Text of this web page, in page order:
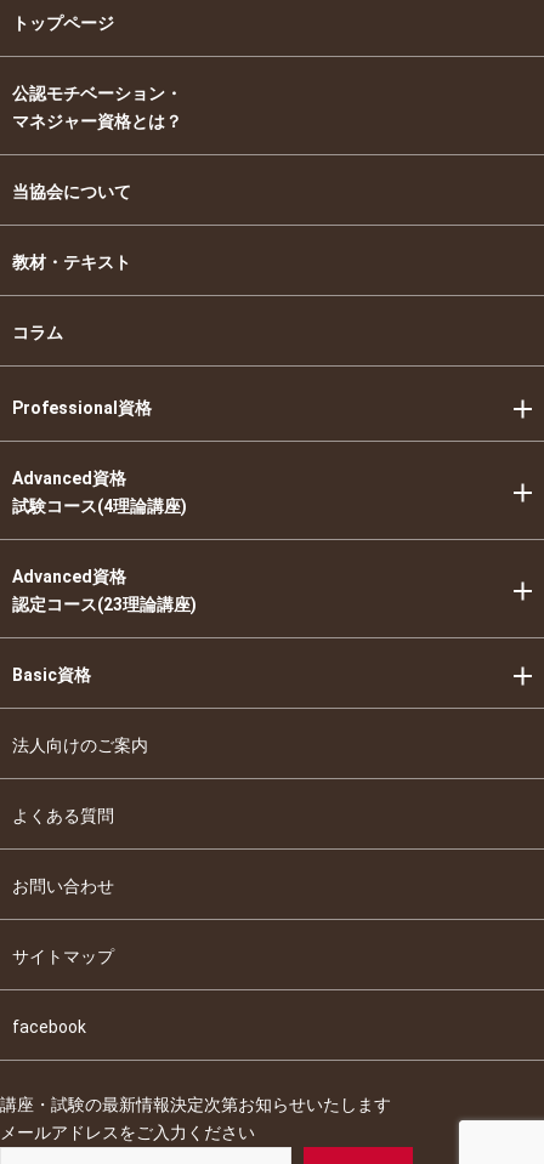
トップページ
公認モチベーション・
マネジャー資格とは？
当協会について
教材・テキスト
コラム
Professional資格
Advanced資格
試験コース(4理論講座)
Advanced資格
認定コース(23理論講座)
Basic資格
法人向けのご案内
よくある質問
お問い合わせ
サイトマップ
facebook
講座・試験の最新情報決定次第お知らせいたします
メールアドレスをご入力ください